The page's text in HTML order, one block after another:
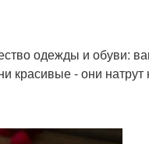
одежды и обуви:
красивые - они натрут